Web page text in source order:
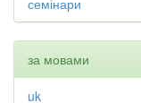
семінари
за мовами
uk